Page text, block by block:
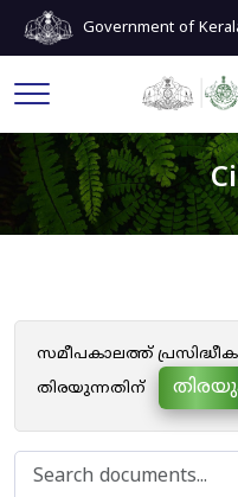
Government of
സമീപകാലത്ത്
തിരയുന്നതിന്